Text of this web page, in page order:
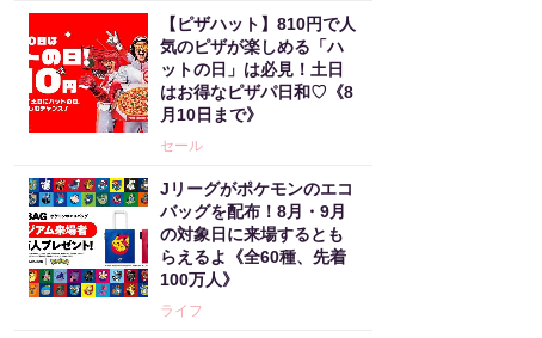
【ピザハット】810円で人
気のピザが楽しめる「ハ
ットの日」は必見！土日
はお得なピザパ日和♡《8
月10日まで》
セール
Jリーグがポケモンのエコ
バッグを配布！8月・9月
の対象日に来場するとも
らえるよ《全60種、先着
100万人》
ライフ